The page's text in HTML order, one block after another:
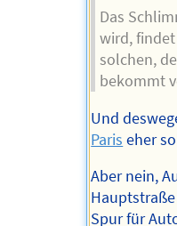
Das
wird,
solchen,
bekommt
Und
Paris eher
Aber nein,
Spur für